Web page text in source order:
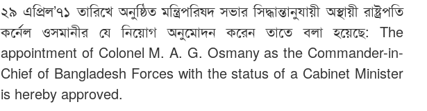
২৯ এপ্রিল’৭১ তারিখে অনুষ্ঠিত মন্ত্রিপরিষদ সভার সিদ্ধান্তানুযায়ী অস্থায়ী রাষ্ট্রপতি
কর্নেল ওসমানীর যে নিয়োগ অনুমোদন করেন তাতে বলা হয়েছে: The
appointment of Colonel M. A. G. Osmany as the Commander-in-
Chief of Bangladesh Forces with the status of a Cabinet Minister
is hereby approved.